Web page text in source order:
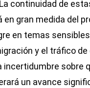
continuidad de
en gran medida del
en temas
y el tráfico de
incertidumbre sobre
un avance